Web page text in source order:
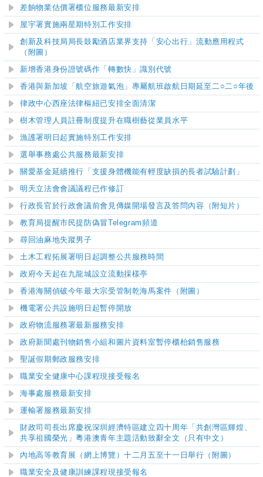
差餉物業估價署櫃位服務最新安排
屋宇署實施兩星期特別工作安排
創新及科技局局長鼓勵酒店業界支持「安心出行」流動應用程式
（附圖）
新增香港身份證號碼作「轉數快」識別代號
香港與新加坡「航空旅遊氣泡」專屬航班啟航日期延至二○二○年後
律政中心西座法律樞紐已安排全面清潔
樹木管理人員註冊制度提升在職樹藝從業員水平
漁護署明日起實施特別工作安排
選舉事務處公共服務最新安排
關愛基金延續推行 「支援身體機能有輕度缺損的長者試驗計劃」
明天立法會會議議程已作修訂
行政長官於行政會議前會見傳媒開場發言及答問內容 （附短片）
教育局提醒市民提防偽冒Telegram頻道
尋回油麻地失蹤男子
土木工程拓展署明日起調整公共服務時間
政府今天起在九龍城設立流動採樣亭
香港海關偵破今年最大宗受管制乾海馬案件（附圖）
機電署公共設施明日起暫停開放
政府物流服務署最新服務安排
政府新聞處刊物銷售小組和圖片資料室暫停櫃枱銷售服務
聖誕假期郵政服務安排
職業安全健康中心課程現接受報名
海事處服務最新安排
運輸署服務最新安排
財政司司長出席慶祝深圳經濟特區建立四十周年「共創灣區輝煌、
共享祖國榮光」粵港澳青年主題活動致辭全文（只有中文）
內地高等教育展（網上博覽）十二月五至十一日舉行（附圖）
職業安全及健康訓練課程現接受報名